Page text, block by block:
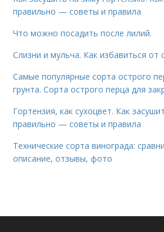
правильно — советы и правила
Что можно посадить после лилий.
Слизни и мульча. Как избавиться от
Самые популярные сорта острого
грунта. Сорта острого перца для
Гортензия, как сухоцвет. Как
правильно — советы и правила
Технические сорта винограда:
описание, отзывы, фото